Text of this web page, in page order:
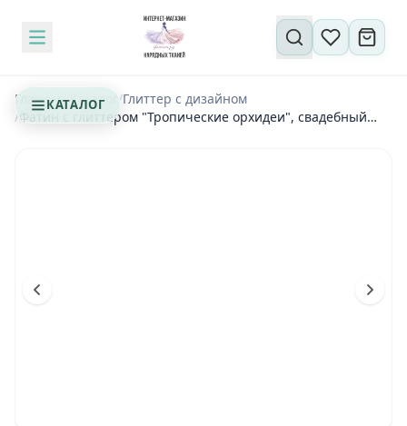
КАТАЛОГ
Поиск по сайту
Главная/Каталог/Глиттер с дизайном
/Фатин с глиттером "Тропические орхидеи", свадебный